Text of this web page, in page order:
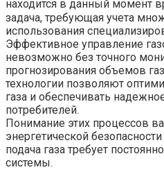
находится в данный
задача, требующая учета
использования
Эффективное управление
невозможно без точного
прогнозирования объемов
технологии позволяют
газа и обеспечивать
потребителей.
Понимание этих процессов
энергетической
подача газа требует
системы.